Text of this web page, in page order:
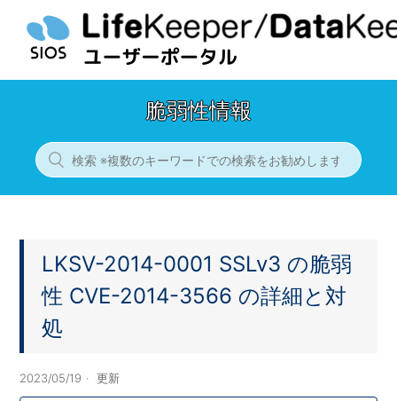
脆弱性情報
LKSV-2014-0001 SSLv3 の脆弱
性 CVE-2014-3566 の詳細と対
処
2023/05/19 更新